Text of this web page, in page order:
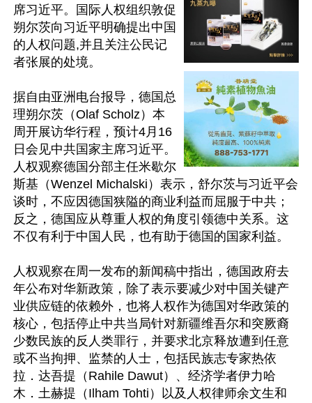
席习近平。国际人权组织敦促
朔尔茨向习近平明确提出中国
的人权问题,并且关注公民记
者张展的处境。
据自由亚洲电台报导，德国总
理朔尔茨（Olaf Scholz）本
周开展访华行程，预计4月16
日会见中共国家主席习近平。
人权观察德国分部主任米歇尔
斯基（Wenzel Michalski）表示，舒尔茨与习近平会
谈时，不应因德国狭隘的商业利益而屈服于中共；
反之，德国应从尊重人权的角度引领德中关系。这
不仅有利于中国人民，也有助于德国的国家利益。
人权观察在周一发布的新闻稿中指出，德国政府去
年公布对华新政策，除了表示要减少对中国关键产
业供应链的依赖外，也将人权作为德国对华政策的
核心，包括停止中共当局针对新疆维吾尔和突厥裔
少数民族的反人类罪行，并要求北京释放遭到任意
或不当拘押、监禁的人士，包括民族志专家热依
拉．达吾提（Rahile Dawut）、经济学者伊力哈
木．土赫提（Ilham Tohti）以及人权律师余文生和